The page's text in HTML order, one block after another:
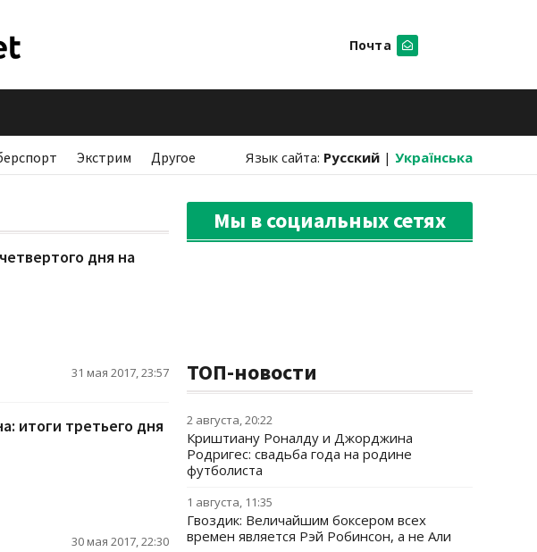
Почта
Экстрим Другое Язык сайта: Русский | Українська
дня на
31 мая 2017, 23:57
итоги третьего дня
30 мая 2017, 22:30
Мы в социальных сетях
ТОП-новости
2 августа, 20:22
Криштиану Роналду и Джорджина
Родригес: свадьба года на родине
футболиста
1 августа, 11:35
Гвоздик: Величайшим боксером всех
времен является Рэй Робинсон, а не Али